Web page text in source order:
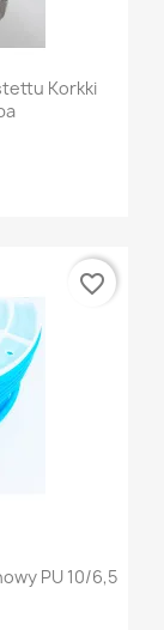
Korkki
PU 10/6,5
favorite_border